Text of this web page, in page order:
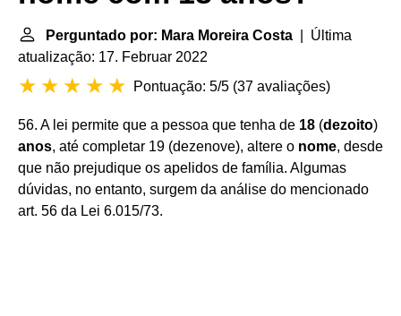
Perguntado por: Mara Moreira Costa | Última
atualização: 17. Februar 2022
Pontuação: 5/5 (37 avaliações)
56. A lei permite que a pessoa que tenha de 18 (dezoito)
anos, até completar 19 (dezenove), altere o nome, desde
que não prejudique os apelidos de família. Algumas
dúvidas, no entanto, surgem da análise do mencionado
art. 56 da Lei 6.015/73.